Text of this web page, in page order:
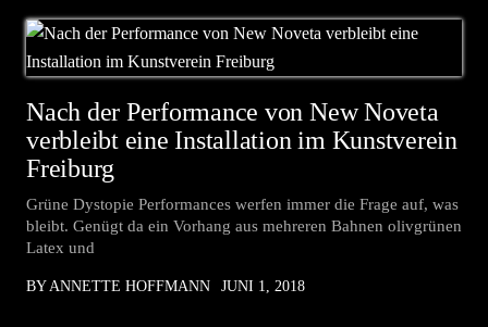
Nach der Performance von New Noveta
verbleibt eine Installation im Kunstverein
Freiburg
Grüne Dystopie Performances werfen immer die Frage auf, was
bleibt. Genügt da ein Vorhang aus mehreren Bahnen olivgrünen
Latex und
BY ANNETTE HOFFMANN JUNI 1, 2018